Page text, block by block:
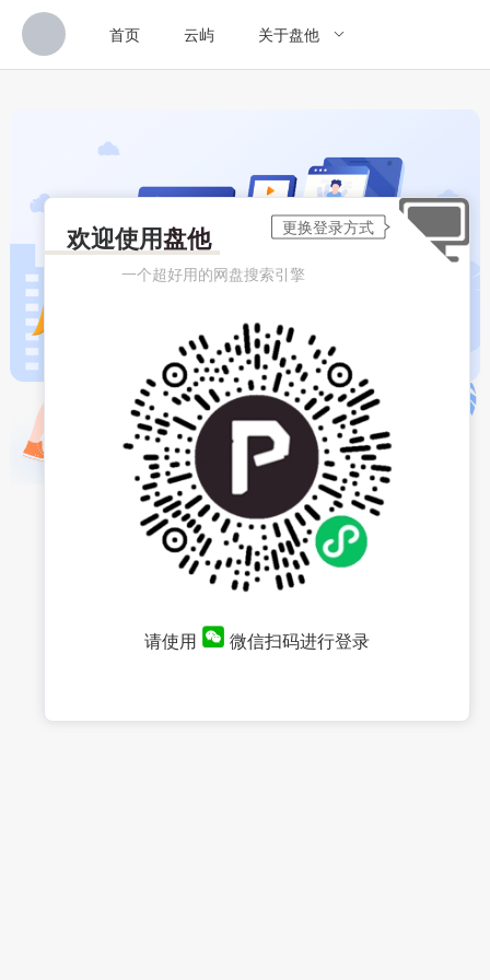
首页 云屿 关于盘他
欢迎使用盘他
一个超好用的网盘搜索引擎
请使用 微信扫码进行登录